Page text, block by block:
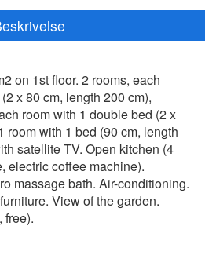
on 1st floor. 2 rooms, each
x 80 cm, length 200 cm),
room with 1 double bed (2 x
room with 1 bed (90 cm, length
satellite TV. Open kitchen (4
electric coffee machine).
massage bath. Air-conditioning.
View of the garden.
free).